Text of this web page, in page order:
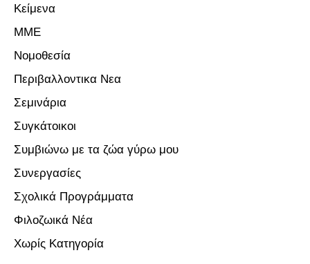
Κείμενα
ΜΜΕ
Νομοθεσία
Περιβαλλοντικα Νεα
Σεμινάρια
Συγκάτοικοι
Συμβιώνω με τα ζώα γύρω μου
Συνεργασίες
Σχολικά Προγράμματα
Φιλοζωικά Νέα
Χωρίς Κατηγορία